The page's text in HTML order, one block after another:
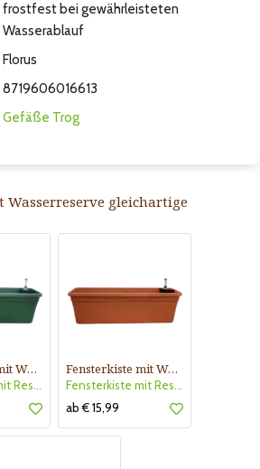
frostfest bei gewährleisteten
Wasserablauf
Florus
8719606016613
Gefäße Trog
Wasserreserve gleichartige
Fensterkiste mit Wasserreserve
Fensterkiste mit Reser.green
Fensterkiste mit Wasserreserve
Fensterkiste mit Reser.terra
ab € 15,99